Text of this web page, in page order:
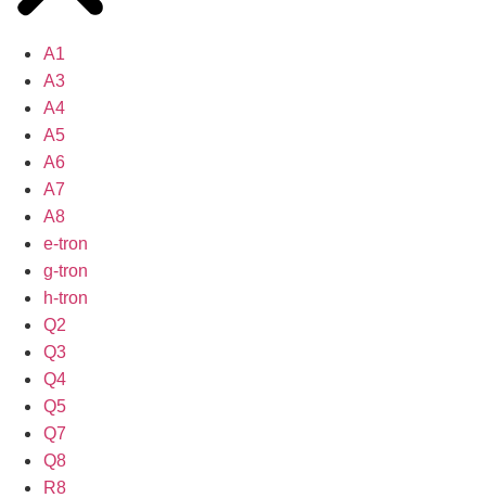
A1
A3
A4
A5
A6
A7
A8
e-tron
g-tron
h-tron
Q2
Q3
Q4
Q5
Q7
Q8
R8